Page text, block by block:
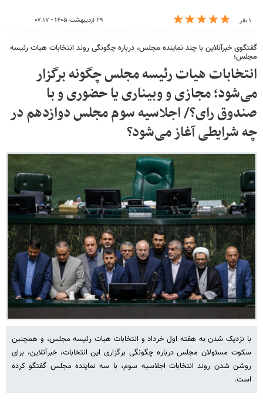
۱ نفر ۲۹ اردیبهشت ۱۴۰۵ - ۰۷:۱۷
گفتگوی خبرآنلاین با چند نماینده مجلس، درباره چگونگی روند انتخابات هیات رئیسه
مجلس؛
انتخابات هیات رئیسه مجلس چگونه برگزار
می‌شود؛ مجازی و وبیناری یا حضوری و با
صندوق رای؟/ اجلاسیه سوم مجلس دوازدهم در
چه شرایطی آغاز می‌شود؟
با نزدیک شدن به هفته اول خرداد و انتخابات هیات رئیسه مجلس، و همچنین
سکوت مسئولان مجلس درباره چگونگی برگزاری این انتخابات، خبرآنلاین، برای
روشن شدن روند انتخابات اجلاسیه سوم، با سه نماینده مجلس گفتگو کرده
است.